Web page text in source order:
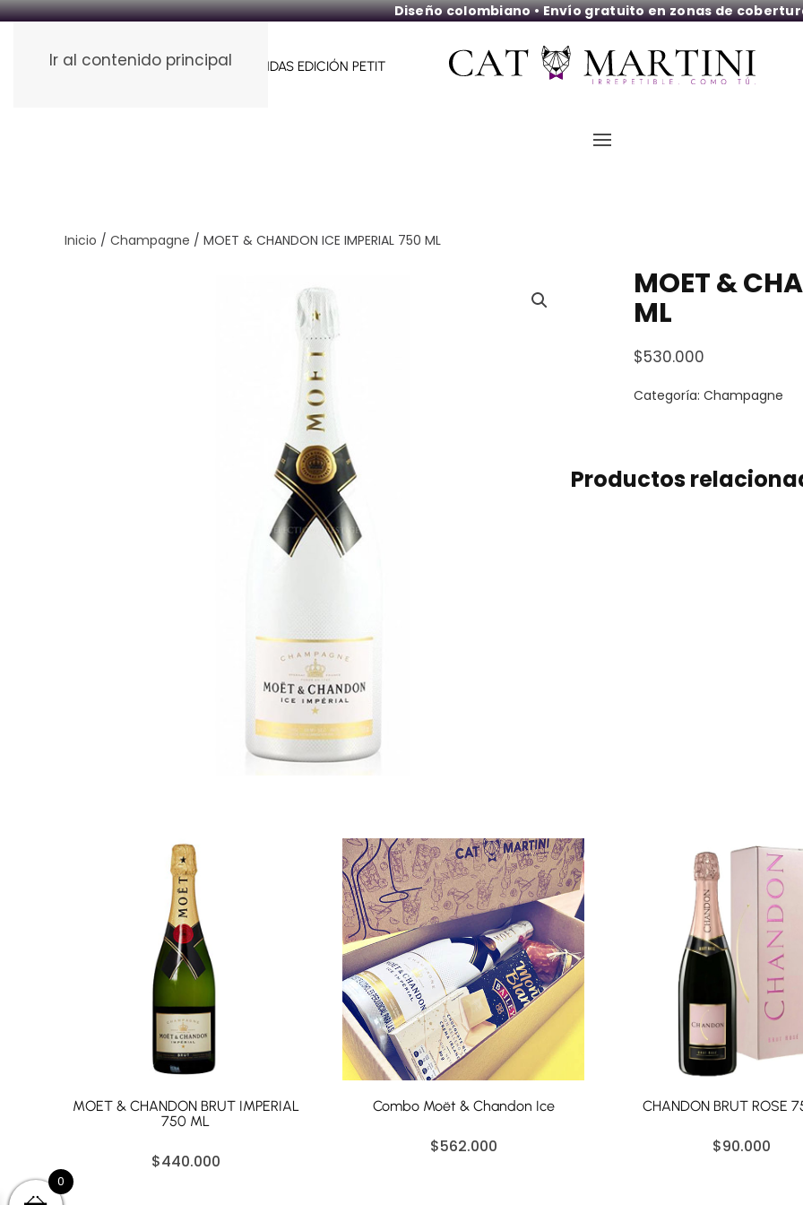
Diseño colombiano • Envío gratuito en zonas de
Ir al contenido principal
HOME FUNDAS PARA VINOS FUNDAS EDICIÓN PETIT
Inicio / Champagne / MOET & CHANDON ICE IMPERIAL 750 ML
MOET &
ML
$530.000
Categoría: Champagne
Productos
MOET & CHANDON BRUT IMPERIAL
750 ML
$440.000
Combo Moët & Chandon Ice
$562.000
CHANDON BRUT ROSE
$90.000
0